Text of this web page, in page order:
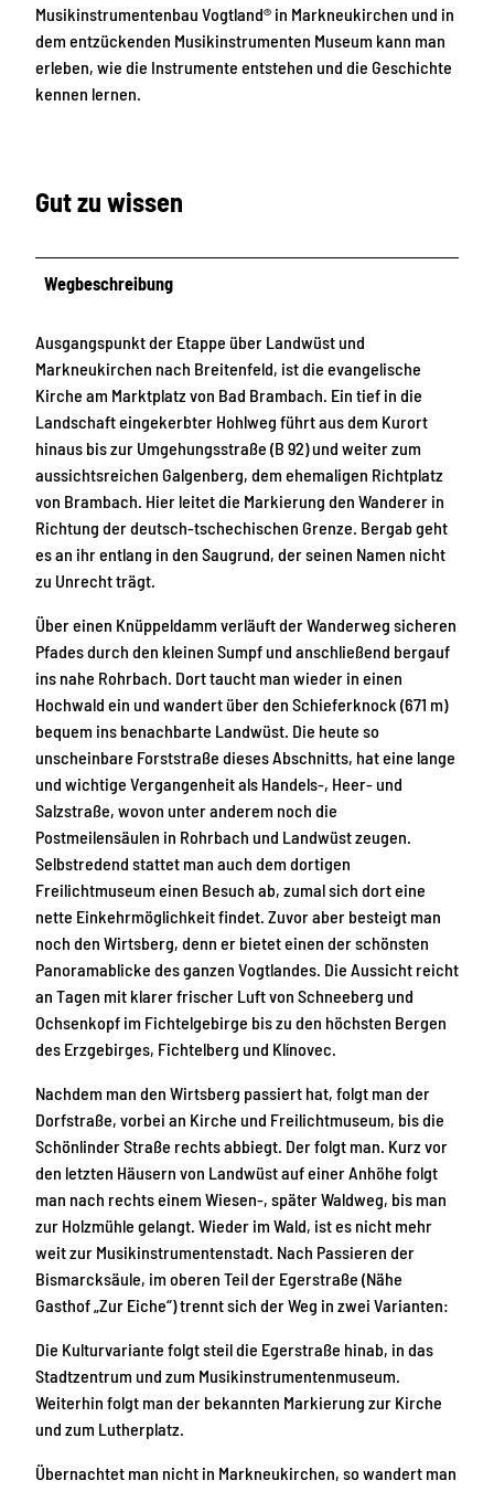
Musikinstrumentenbau Vogtland® in Markneukirchen und in
dem entzückenden Musikinstrumenten Museum kann man
erleben, wie die Instrumente entstehen und die Geschichte
kennen lernen.
Gut zu wissen
Wegbeschreibung
Ausgangspunkt der Etappe über Landwüst und
Markneukirchen nach Breitenfeld, ist die evangelische
Kirche am Marktplatz von Bad Brambach. Ein tief in die
Landschaft eingekerbter Hohlweg führt aus dem Kurort
hinaus bis zur Umgehungsstraße (B 92) und weiter zum
aussichtsreichen Galgenberg, dem ehemaligen Richtplatz
von Brambach. Hier leitet die Markierung den Wanderer in
Richtung der deutsch-tschechischen Grenze. Bergab geht
es an ihr entlang in den Saugrund, der seinen Namen nicht
zu Unrecht trägt.
Über einen Knüppeldamm verläuft der Wanderweg sicheren
Pfades durch den kleinen Sumpf und anschließend bergauf
ins nahe Rohrbach. Dort taucht man wieder in einen
Hochwald ein und wandert über den Schieferknock (671 m)
bequem ins benachbarte Landwüst. Die heute so
unscheinbare Forststraße dieses Abschnitts, hat eine lange
und wichtige Vergangenheit als Handels-, Heer- und
Salzstraße, wovon unter anderem noch die
Postmeilensäulen in Rohrbach und Landwüst zeugen.
Selbstredend stattet man auch dem dortigen
Freilichtmuseum einen Besuch ab, zumal sich dort eine
nette Einkehrmöglichkeit findet. Zuvor aber besteigt man
noch den Wirtsberg, denn er bietet einen der schönsten
Panoramablicke des ganzen Vogtlandes. Die Aussicht reicht
an Tagen mit klarer frischer Luft von Schneeberg und
Ochsenkopf im Fichtelgebirge bis zu den höchsten Bergen
des Erzgebirges, Fichtelberg und Klínovec.
Nachdem man den Wirtsberg passiert hat, folgt man der
Dorfstraße, vorbei an Kirche und Freilichtmuseum, bis die
Schönlinder Straße rechts abbiegt. Der folgt man. Kurz vor
den letzten Häusern von Landwüst auf einer Anhöhe folgt
man nach rechts einem Wiesen-, später Waldweg, bis man
zur Holzmühle gelangt. Wieder im Wald, ist es nicht mehr
weit zur Musikinstrumentenstadt. Nach Passieren der
Bismarcksäule, im oberen Teil der Egerstraße (Nähe
Gasthof „Zur Eiche“) trennt sich der Weg in zwei Varianten:
Die Kulturvariante folgt steil die Egerstraße hinab, in das
Stadtzentrum und zum Musikinstrumentenmuseum.
Weiterhin folgt man der bekannten Markierung zur Kirche
und zum Lutherplatz.
Übernachtet man nicht in Markneukirchen, so wandert man